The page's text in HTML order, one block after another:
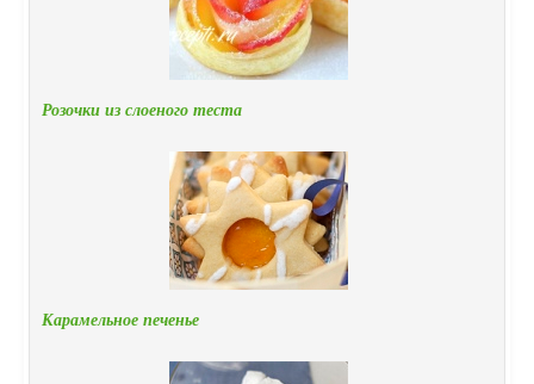
Розочки из слоеного теста
Карамельное печенье